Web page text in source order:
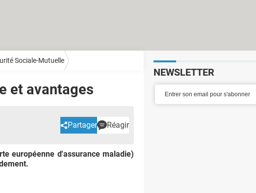
Sociale-Mutuelle
et avantages
Partager Réagir
européenne d'assurance maladie)
NEWSLETTER